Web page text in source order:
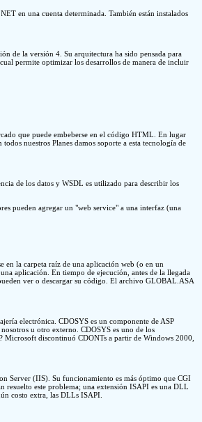
en una cuenta determinada. También están instalados
de la versión 4. Su arquitectura ha sido pensada para
permite optimizar los desarrollos de manera de incluir
que puede embeberse en el código HTML. En lugar
nuestros Planes damos soporte a esta tecnología de
de los datos y WSDL es utilizado para describir los
pueden agregar un "web service" a una interfaz (una
la carpeta raíz de una aplicación web (o en un
aplicación. En tiempo de ejecución, antes de la llegada
ver o descargar su código. El archivo GLOBAL.ASA
electrónica. CDOSYS es un componente de ASP
u otro externo. CDOSYS es uno de los
Microsoft discontinuó CDONTs a partir de Windows 2000,
Server (IIS). Su funcionamiento es más óptimo que CGI
resuelto este problema; una extensión ISAPI es una DLL
costo extra, las DLLs ISAPI.